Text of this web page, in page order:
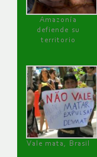
Amazonía
defiende su
territorio
Vale mata, Brasil